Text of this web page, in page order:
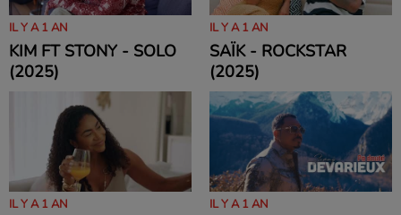
IL Y A 1 AN
KIM FT STONY - SOLO
(2025)
IL Y A 1 AN
SAÏK - ROCKSTAR
(2025)
IL Y A 1 AN IL Y A 1 AN